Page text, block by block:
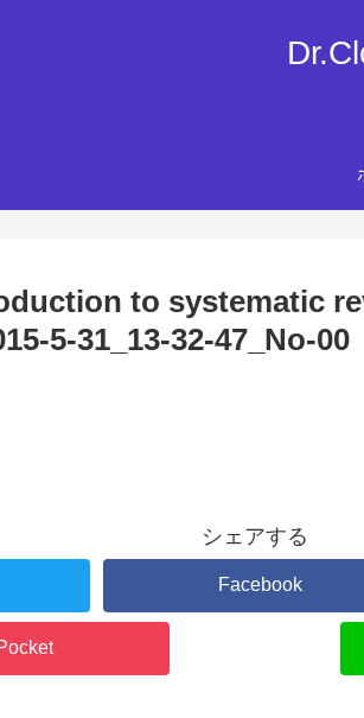
to systematic
5-31_13-32-47_No-00
シェアする
Facebook